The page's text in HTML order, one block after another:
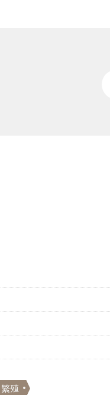
繁殖